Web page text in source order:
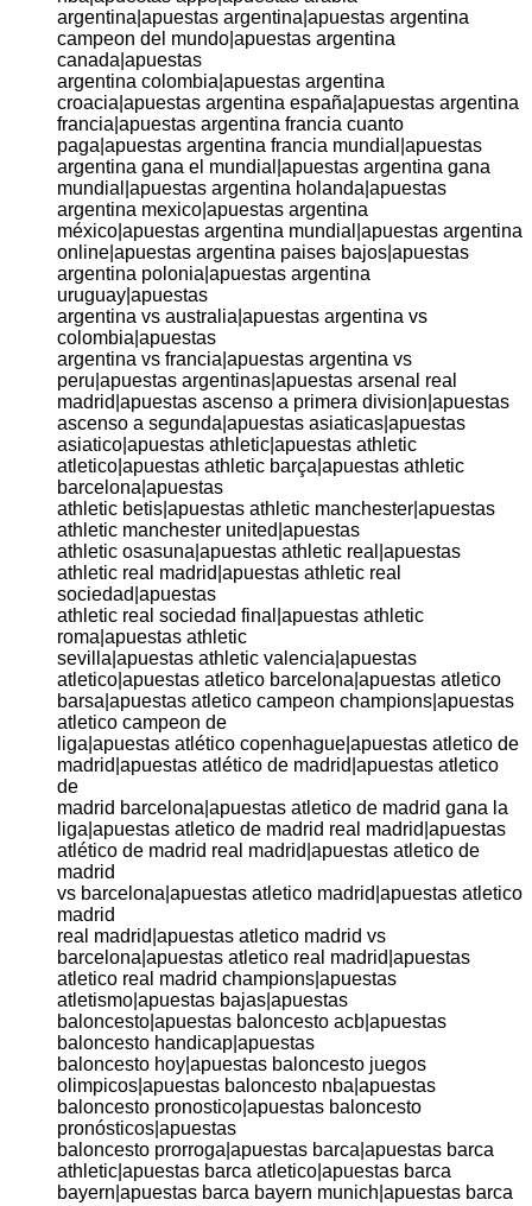
argentina|apuestas argentina|apuestas argentina
campeon del mundo|apuestas argentina
canada|apuestas
argentina colombia|apuestas argentina
croacia|apuestas argentina españa|apuestas argentina
francia|apuestas argentina francia cuanto
paga|apuestas argentina francia mundial|apuestas
argentina gana el mundial|apuestas argentina gana
mundial|apuestas argentina holanda|apuestas
argentina mexico|apuestas argentina
méxico|apuestas argentina mundial|apuestas argentina
online|apuestas argentina paises bajos|apuestas
argentina polonia|apuestas argentina
uruguay|apuestas
argentina vs australia|apuestas argentina vs
colombia|apuestas
argentina vs francia|apuestas argentina vs
peru|apuestas argentinas|apuestas arsenal real
madrid|apuestas ascenso a primera division|apuestas
ascenso a segunda|apuestas asiaticas|apuestas
asiatico|apuestas athletic|apuestas athletic
atletico|apuestas athletic barça|apuestas athletic
barcelona|apuestas
athletic betis|apuestas athletic manchester|apuestas
athletic manchester united|apuestas
athletic osasuna|apuestas athletic real|apuestas
athletic real madrid|apuestas athletic real
sociedad|apuestas
athletic real sociedad final|apuestas athletic
roma|apuestas athletic
sevilla|apuestas athletic valencia|apuestas
atletico|apuestas atletico barcelona|apuestas atletico
barsa|apuestas atletico campeon champions|apuestas
atletico campeon de
liga|apuestas atlético copenhague|apuestas atletico de
madrid|apuestas atlético de madrid|apuestas atletico
de
madrid barcelona|apuestas atletico de madrid gana la
liga|apuestas atletico de madrid real madrid|apuestas
atlético de madrid real madrid|apuestas atletico de
madrid
vs barcelona|apuestas atletico madrid|apuestas atletico
madrid
real madrid|apuestas atletico madrid vs
barcelona|apuestas atletico real madrid|apuestas
atletico real madrid champions|apuestas
atletismo|apuestas bajas|apuestas
baloncesto|apuestas baloncesto acb|apuestas
baloncesto handicap|apuestas
baloncesto hoy|apuestas baloncesto juegos
olimpicos|apuestas baloncesto nba|apuestas
baloncesto pronostico|apuestas baloncesto
pronósticos|apuestas
baloncesto prorroga|apuestas barca|apuestas barca
athletic|apuestas barca atletico|apuestas barca
bayern|apuestas barca bayern munich|apuestas barca